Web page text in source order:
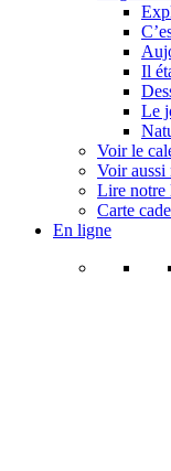
Il
Le
Voir le
Voir aussi
Lire notre
Carte
En ligne